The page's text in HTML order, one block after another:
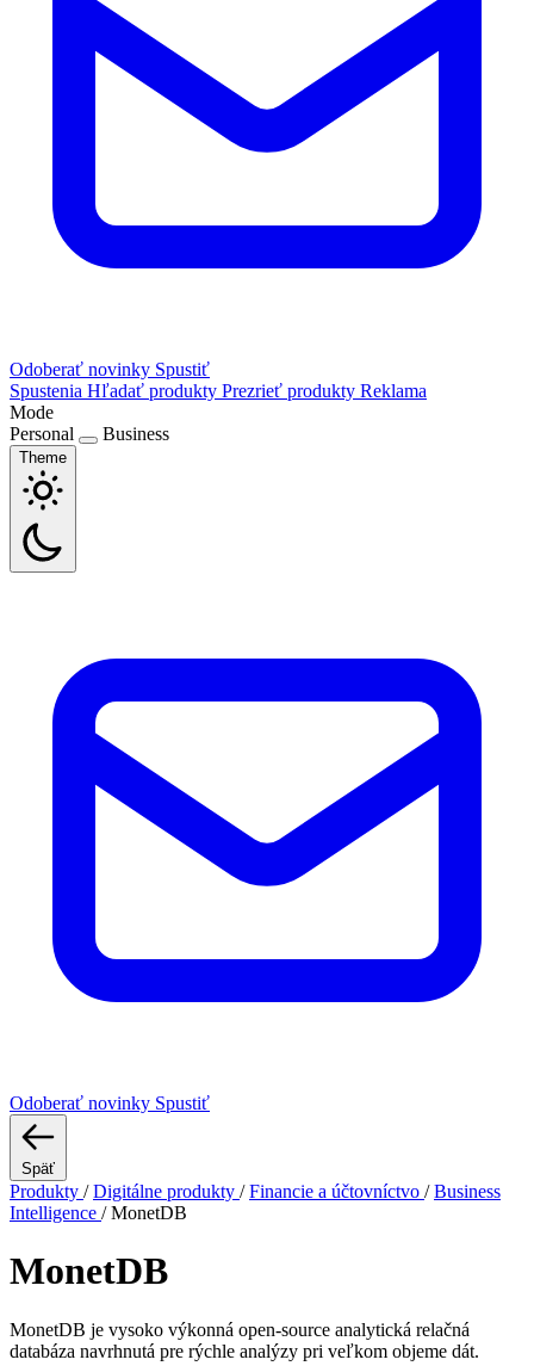
Odoberať novinky Spustiť
Spustenia Hľadať produkty Prezrieť produkty Reklama
Mode
Personal
Business
Theme
Odoberať novinky Spustiť
Späť
Produkty / Digitálne produkty / Financie a účtovníctvo / Business
Intelligence / MonetDB
MonetDB
MonetDB je vysoko výkonná open‑source analytická relačná
databáza navrhnutá pre rýchle analýzy pri veľkom objeme dát.